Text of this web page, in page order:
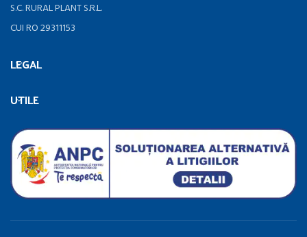
S.C. RURAL PLANT S.R.L.
CUI RO 29311153
LEGAL
UTILE